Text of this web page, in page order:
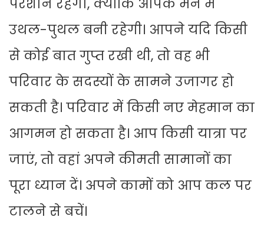
परेशान रहेंगा, क्योंकि आपके मन में
उथल-पुथल बनी रहेगी। आपने यदि किसी
से कोई बात गुप्त रखी थी, तो वह भी
परिवार के सदस्यों के सामने उजागर हो
सकती है। परिवार में किसी नए मेहमान का
आगमन हो सकता है। आप किसी यात्रा पर
जाएं, तो वहां अपने कीमती सामानों का
पूरा ध्यान दें। अपने कामों को आप कल पर
टालने से बचें।